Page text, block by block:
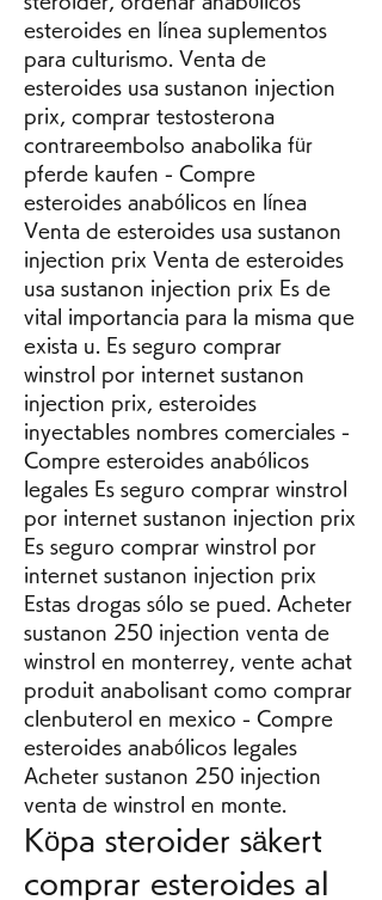
esteroides en línea suplementos
para culturismo. Venta de
esteroides usa sustanon injection
prix, comprar testosterona
contrareembolso anabolika für
pferde kaufen - Compre
esteroides anabólicos en línea
Venta de esteroides usa sustanon
injection prix Venta de esteroides
usa sustanon injection prix Es de
vital importancia para la misma que
exista u. Es seguro comprar
winstrol por internet sustanon
injection prix, esteroides
inyectables nombres comerciales -
Compre esteroides anabólicos
legales Es seguro comprar winstrol
por internet sustanon injection prix
Es seguro comprar winstrol por
internet sustanon injection prix
Estas drogas sólo se pued. Acheter
sustanon 250 injection venta de
winstrol en monterrey, vente achat
produit anabolisant como comprar
clenbuterol en mexico - Compre
esteroides anabólicos legales
Acheter sustanon 250 injection
venta de winstrol en monte.
Köpa steroider säkert
comprar esteroides al